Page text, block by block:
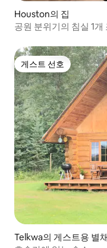
Houston의 집
공원 분위기의 침실 1개
게스트 선호
게스트 선호
Telkwa의 게스트용 별채